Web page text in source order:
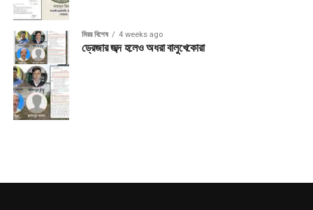
মিরর বিশেষ 4 weeks ago
ড্রেজার জব্দ হলেও অধরা বালুখেকোরা